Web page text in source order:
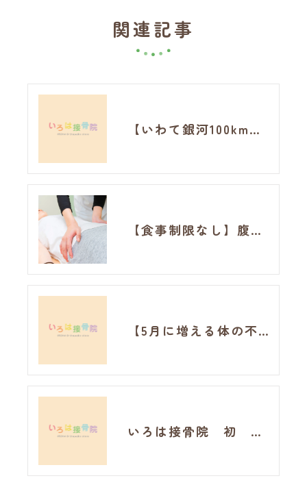
関連記事
【いわて銀河100km完走】最長走はフルマラソン。それでも完走できた理由と神経整体の可能性
【食事制限なし】腹囲99.3cm→92.4cm！ハイパーナイフ20回でお腹周りに変化が見られました!
【5月に増える体の不調】その原因は自律神経の乱れかもしれません
いろは接骨院 初 運動イベント！